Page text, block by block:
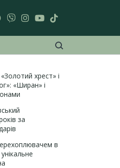
хрест» і
«Ширан» і
за
в